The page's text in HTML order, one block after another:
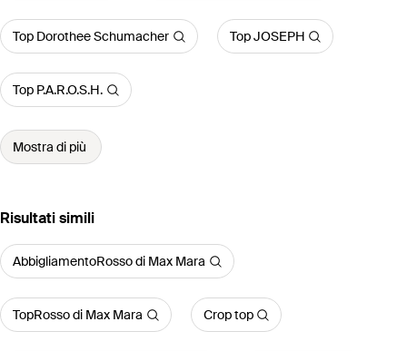
Top Dorothee Schumacher Top JOSEPH
Top P.A.R.O.S.H.
Mostra di più
Risultati simili
AbbigliamentoRosso di Max Mara
TopRosso di Max Mara Crop top